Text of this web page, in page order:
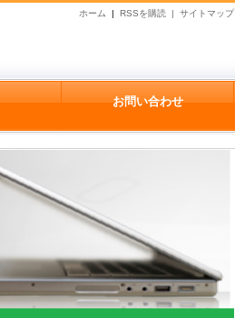
サイトマップ
RSSを購読 |
ホーム |
お問い合わせ